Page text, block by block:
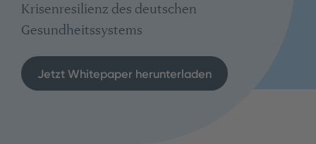
Krisenresilienz des deutschen
Gesundheitssystems
Jetzt Whitepaper herunterladen